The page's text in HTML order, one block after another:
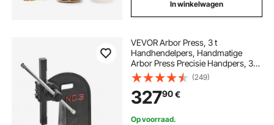
In winkelwagen
VEVOR Arbor Press, 3 t
Handhendelpers, Handmatige
Arbor Press Precisie Handpers, 310
mm Maximale Hoogte, Handmatige
Tafelponspers Gemaakt van
Gietijzer, voor Ponsen, Buigen,
Strekken, Vormen
(249)
32790€
Op voorraad.